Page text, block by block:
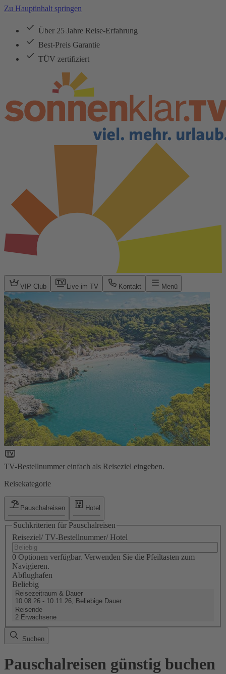
Zu Hauptinhalt springen
Über 25 Jahre Reise-Erfahrung
Best-Preis Garantie
TÜV zertifiziert
VIP Club Live im TV Kontakt Menü
TV-Bestellnummer einfach als Reiseziel eingeben.
Reisekategorie
Pauschalreisen Hotel
Suchkriterien für Pauschalreisen
Reiseziel/ TV-Bestellnummer/ Hotel
0 Optionen verfügbar. Verwenden Sie die Pfeiltasten zum
Navigieren.
Abflughafen
Beliebig
Reisezeitraum & Dauer
10.08.26 - 10.11.26, Beliebige Dauer
Reisende
2 Erwachsene
Suchen
Pauschalreisen günstig buchen